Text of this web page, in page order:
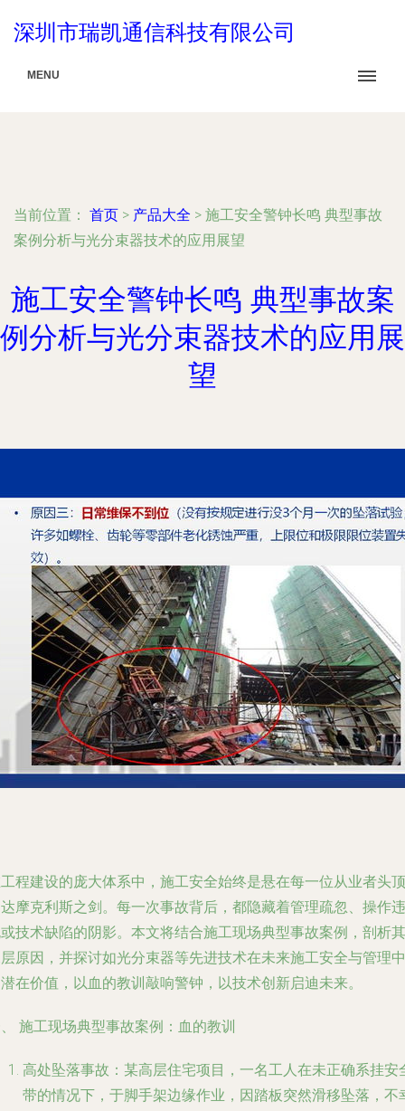
深圳市瑞凯通信科技有限公司
MENU
当前位置： 首页 > 产品大全 > 施工安全警钟长鸣 典型事故
案例分析与光分束器技术的应用展望
施工安全警钟长鸣 典型事故案
例分析与光分束器技术的应用展
望
程建设的庞大体系中，施工安全始终是悬在每一位从业者头顶
摩克利斯之剑。每一次事故背后，都隐藏着管理疏忽、操作违
技术缺陷的阴影。本文将结合施工现场典型事故案例，剖析其
原因，并探讨如光分束器等先进技术在未来施工安全与管理中
在价值，以血的教训敲响警钟，以技术创新启迪未来。
施工现场典型事故案例：血的教训
高处坠落事故 ：某高层住宅项目，一名工人在未正确系挂安
带的情况下，于脚手架边缘作业，因踏板突然滑移坠落，不